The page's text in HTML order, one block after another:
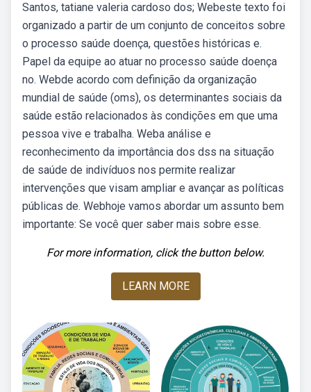
Santos, tatiane valeria cardoso dos; Webeste texto foi
organizado a partir de um conjunto de conceitos sobre
o processo saúde doença, questões históricas e.
Papel da equipe ao atuar no processo saúde doença
no. Webde acordo com definição da organização
mundial de saúde (oms), os determinantes sociais da
saúde estão relacionados às condições em que uma
pessoa vive e trabalha. Weba análise e
reconhecimento da importância dos dss na situação
de saúde de indivíduos nos permite realizar
intervenções que visam ampliar e avançar as políticas
públicas de. Webhoje vamos abordar um assunto bem
importante: Se você quer saber mais sobre esse.
For more information, click the button below.
LEARN MORE